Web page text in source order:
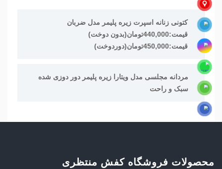
راهبری
نوشته
کتونی زنانه اسپرت زیره پلیمر مدل ضربان
قیمت:440,000تومان(بدون دوخت)
قیمت:450,000تومان(دوردوخت)
مردانه مجلسی مدل ویتارا زیره پلیمر دور دوزی شده
سبک و راحت
محصولات فروشگاه کفش منتظری